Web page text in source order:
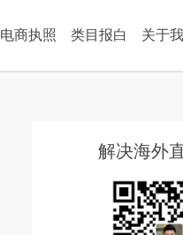
电商执照 类目报白 关于
解决海外